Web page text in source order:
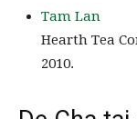
Tam Lan
Hearth Tea
2010.